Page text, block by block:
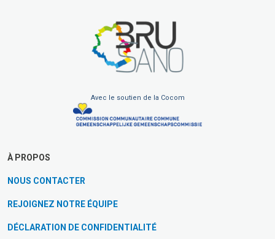
Avec le soutien de la Cocom
À PROPOS
NOUS CONTACTER
REJOIGNEZ NOTRE ÉQUIPE
DÉCLARATION DE CONFIDENTIALITÉ